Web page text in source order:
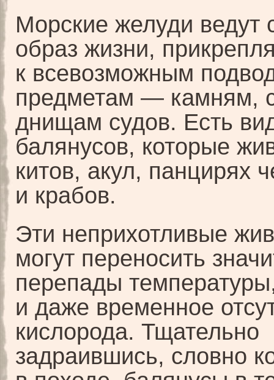
Морские желуди ведут
образ жизни,
к всевозможным
предметам — камням,
днищам судов. Есть
балянусов, которые
китов, акул, панцирях
и крабов.
Эти неприхотливые
могут переносить
перепады
и даже временное
кислорода. Тщательно
задраившись, словно